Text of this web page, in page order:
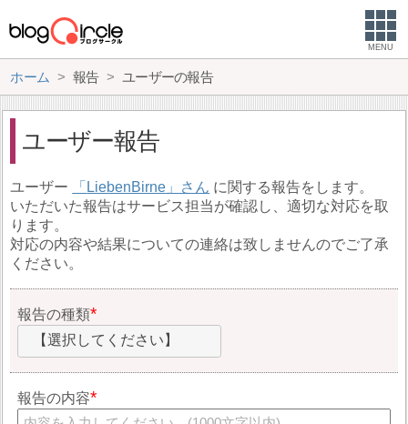
MENU
ホーム 報告 ユーザーの報告
ユーザー報告
ユーザー LiebenBirne
に関する報告をします。
いただいた報告はサービス担当が確認し、適切な対応を取
ります。
対応の内容や結果についての連絡は致しませんのでご了承
ください。
報告の種類
【選択してください】
報告の内容